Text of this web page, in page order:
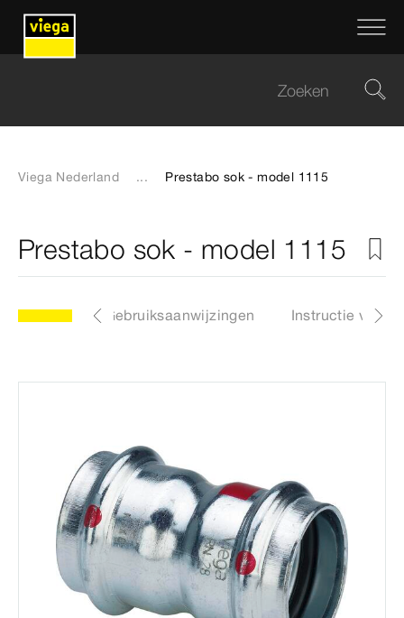
Viega Nederland ... Prestabo sok - model 1115
Prestabo sok - model 1115
Gebruiksaanwijzingen Instructie